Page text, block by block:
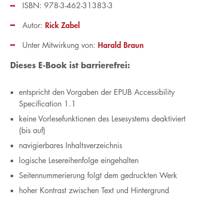
ISBN: 978-3-462-31383-3
Autor: Rick Zabel
Unter Mitwirkung von: Harald Braun
Dieses E-Book ist barrierefrei:
entspricht den Vorgaben der EPUB Accessibility
Specification 1.1
keine Vorlesefunktionen des Lesesystems deaktiviert
(bis auf)
navigierbares Inhaltsverzeichnis
logische Lesereihenfolge eingehalten
Seitennummerierung folgt dem gedruckten Werk
hoher Kontrast zwischen Text und Hintergrund